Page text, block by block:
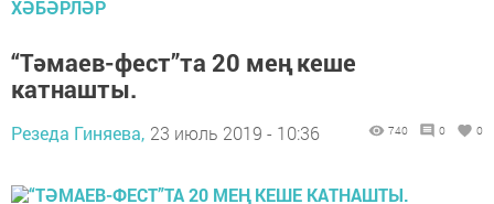
ХӘБӘРЛӘР
“Тәмаев-фест”та 20 мең кеше
катнашты.
Резеда Гиняева, 23 июль 2019 - 10:36 740 0 0